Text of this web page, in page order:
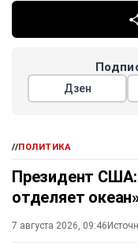
Дзен
//ПОЛИТИКА
Президент
отделяет
7 августа 2026, 09:46